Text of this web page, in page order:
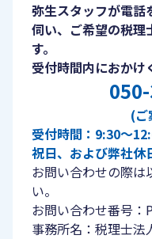
弥生スタッフが電話
伺い、ご希望の税理
す。
受付時間内におかけ
(ご
受付時間：9:30〜
祝日、および弊社休
お問い合わせの際は
い。
お問い合わせ番号：
事務所名：税理士法